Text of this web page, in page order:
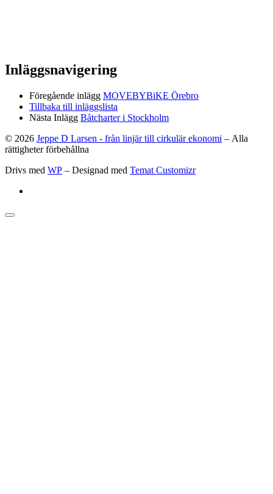
Inläggsnavigering
Föregående inlägg MOVEBYBiKE Örebro
Tillbaka till inläggslista
Nästa Inlägg Båtcharter i Stockholm
© 2026 Jeppe D Larsen - från linjär till cirkulär ekonomi – Alla
rättigheter förbehållna
Drivs med WP – Designad med Temat Customizr